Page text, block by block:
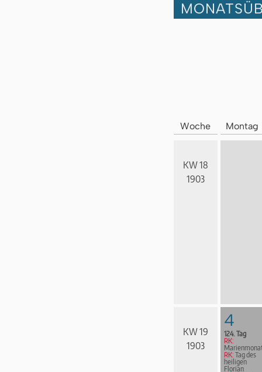
Woche Montag
KW 18
1903
KW 19
1903
4
124. Tag
RK:
RK: Tag des
heiligen
Florian